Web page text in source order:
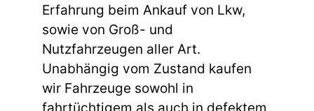
Erfahrung beim Ankauf von Lkw,
sowie von Groß- und
Nutzfahrzeugen aller Art.
Unabhängig vom Zustand kaufen
wir Fahrzeuge sowohl in